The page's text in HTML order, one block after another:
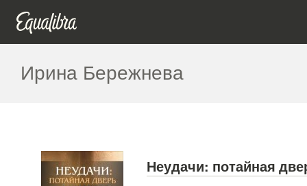
Ирина Бережнева
Неудачи: потайная